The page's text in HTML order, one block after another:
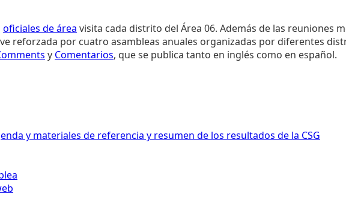
oficiales de área visita cada distrito del Área 06. Además de las reuniones
reforzada por cuatro asambleas anuales organizadas por diferentes
y Comentarios, que se publica tanto en inglés como en español.
y materiales de referencia y resumen de los resultados de la CSG